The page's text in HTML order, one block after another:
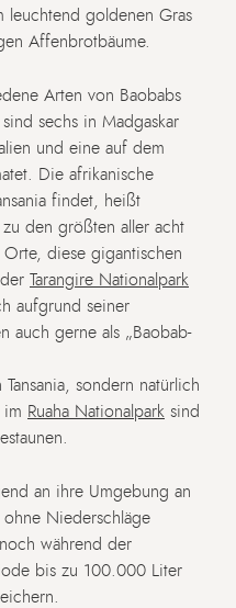
leuchtend goldenen Gras
Affenbrotbäume.
Arten von Baobabs
sechs in Madgaskar
und eine auf dem
Die afrikanische
findet, heißt
den größten aller acht
diese gigantischen
Tarangire Nationalpark
aufgrund seiner
auch gerne als „Baobab-
sondern natürlich
im Ruaha Nationalpark sind
an ihre Umgebung an
Niederschläge
während der
bis zu 100.000 Liter